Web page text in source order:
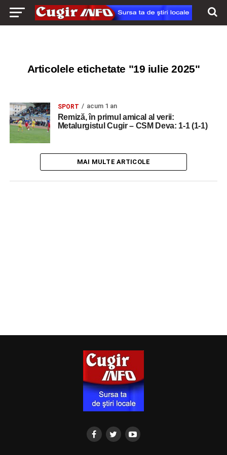
Articolele etichetate "19 iulie 2025"
SPORT acum 1 an
Remiză, în primul amical al verii:
Metalurgistul Cugir – CSM Deva: 1-1 (1-1)
MAI MULTE ARTICOLE